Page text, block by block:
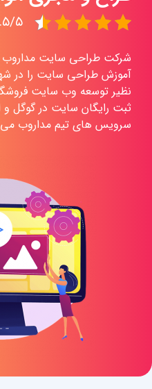
۴.۵/۵ - (۲
شرکت طراحی سایت
آموزش طراحی سایت را در
نظیر توسعه وب سایت
ثبت رایگان سایت در گوگل و
سرویس های تیم مداروب